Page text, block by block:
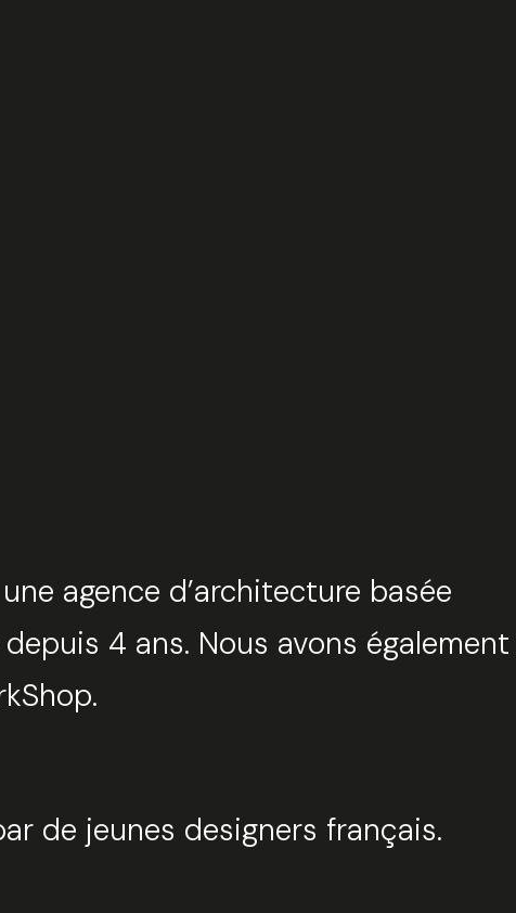
agence d’architecture basée
4 ans. Nous avons également
de jeunes designers français.